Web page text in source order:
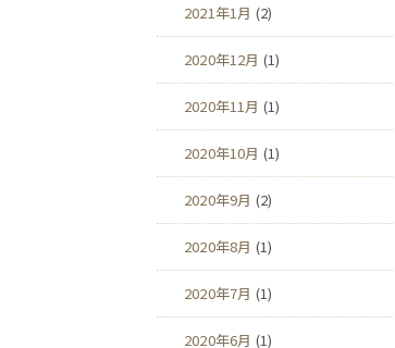
2021年1月 (2)
2020年12月 (1)
2020年11月 (1)
2020年10月 (1)
2020年9月 (2)
2020年8月 (1)
2020年7月 (1)
2020年6月 (1)